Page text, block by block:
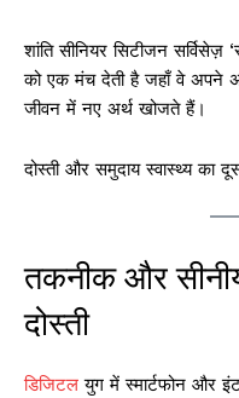
शांति सीनियर सिटीजन सर्विसेज़
को एक मंच देती है जहाँ वे अपने
जीवन में नए अर्थ खोजते हैं।
दोस्ती और समुदाय स्वास्थ्य का
तकनीक और
दोस्ती
डिजिटल युग में स्मार्टफोन और